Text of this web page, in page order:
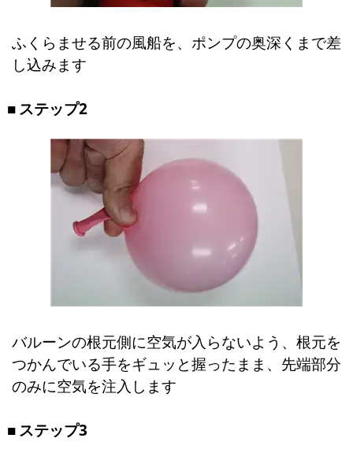
ふくらませる前の風船を、ポンプの奥深くまで差
し込みます
ステップ2
バルーンの根元側に空気が入らないよう、根元を
つかんでいる手をギュッと握ったまま、先端部分
のみに空気を注入します
ステップ3